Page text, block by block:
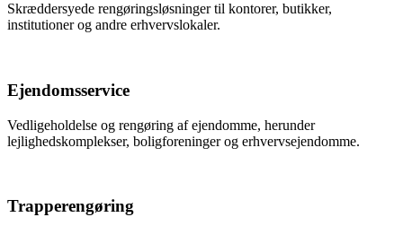
Skræddersyede rengøringsløsninger til kontorer, butikker,
institutioner og andre erhvervslokaler.
Ejendomsservice
Vedligeholdelse og rengøring af ejendomme, herunder
lejlighedskomplekser, boligforeninger og erhvervsejendomme.
Trapperengøring